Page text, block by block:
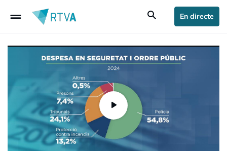
drag_handle search En directe